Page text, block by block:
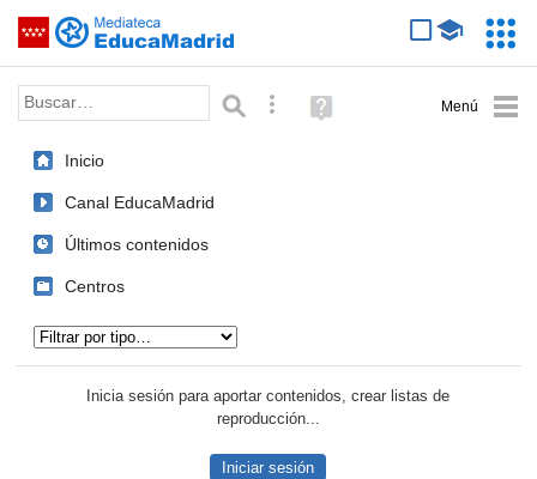
Saltar navegación
Palabra o frase: Búsqueda avanzada
Ayuda
(en
Inicio
Canal EducaMadrid
Últimos contenidos
Centros
Inicia sesión para aportar contenidos, crear listas de
reproducción...
Iniciar sesión